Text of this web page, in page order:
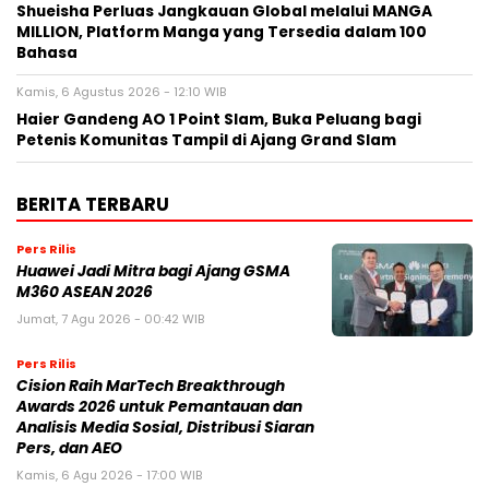
Shueisha Perluas Jangkauan Global melalui MANGA
MILLION, Platform Manga yang Tersedia dalam 100
Bahasa
Kamis, 6 Agustus 2026 - 12:10 WIB
Haier Gandeng AO 1 Point Slam, Buka Peluang bagi
Petenis Komunitas Tampil di Ajang Grand Slam
BERITA TERBARU
Pers Rilis
Huawei Jadi Mitra bagi Ajang GSMA
M360 ASEAN 2026
Jumat, 7 Agu 2026 - 00:42 WIB
Pers Rilis
Cision Raih MarTech Breakthrough
Awards 2026 untuk Pemantauan dan
Analisis Media Sosial, Distribusi Siaran
Pers, dan AEO
Kamis, 6 Agu 2026 - 17:00 WIB